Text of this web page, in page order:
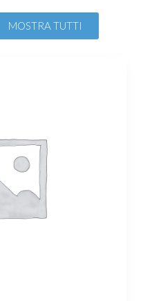
MOSTRA TUTTI